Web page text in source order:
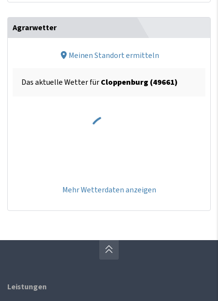
Agrarwetter
Meinen Standort ermitteln
Das aktuelle Wetter fürCloppenburg (49661)
Mehr Wetterdaten anzeigen
Leistungen